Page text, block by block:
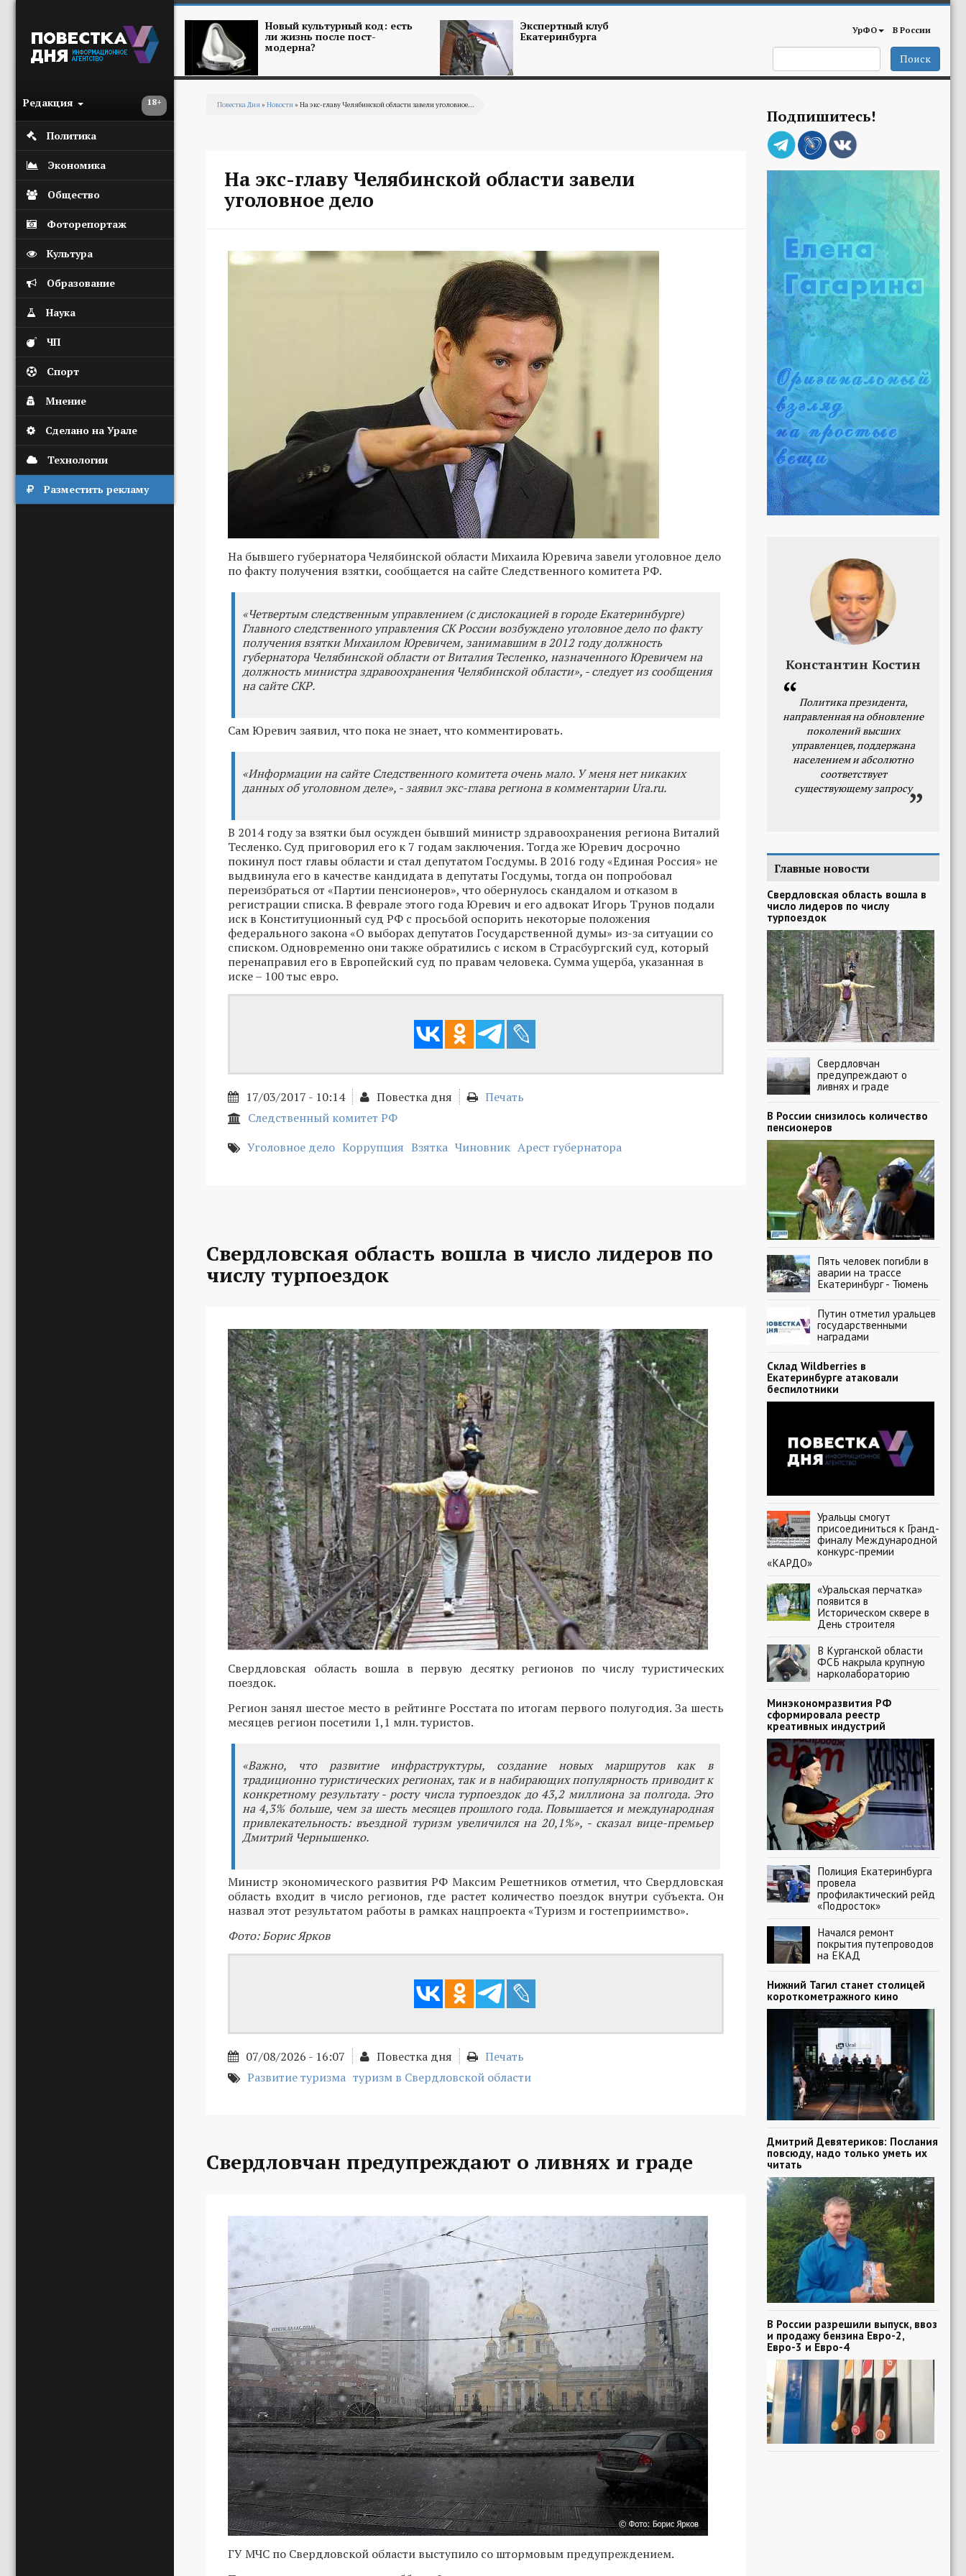
18+
Редакция
Политика
Экономика
Общество
Фоторепортаж
Культура
Образование
Наука
ЧП
Спорт
Мнение
Сделано на Урале
Технологии
Разместить рекламу
Новый культурный код: есть
ли жизнь после пост-
модерна?
Экспертный клуб
Екатеринбурга УрФО В России
Поиск
Повестка Дня» Новости» На экс-главу Челябинской области завели уголовное...
На экс-главу Челябинской области завели
уголовное дело
На бывшего губернатора Челябинской области Михаила Юревича завели уголовное дело
по факту получения взятки, сообщается на сайте Следственного комитета РФ.
«Четвертым следственным управлением (с дислокацией в городе Екатеринбурге)
Главного следственного управления СК России возбуждено уголовное дело по факту
получения взятки Михаилом Юревичем, занимавшим в 2012 году должность
губернатора Челябинской области от Виталия Тесленко, назначенного Юревичем на
должность министра здравоохранения Челябинской области», - следует из сообщения
на сайте СКР.
Сам Юревич заявил, что пока не знает, что комментировать.
«Информации на сайте Следственного комитета очень мало. У меня нет никаких
данных об уголовном деле», - заявил экс-глава региона в комментарии Ura.ru.
В 2014 году за взятки был осужден бывший министр здравоохранения региона Виталий
Тесленко. Суд приговорил его к 7 годам заключения. Тогда же Юревич досрочно
покинул пост главы области и стал депутатом Госдумы. В 2016 году «Единая Россия» не
выдвинула его в качестве кандидата в депутаты Госдумы, тогда он попробовал
переизбраться от «Партии пенсионеров», что обернулось скандалом и отказом в
регистрации списка. В феврале этого года Юревич и его адвокат Игорь Трунов подали
иск в Конституционный суд РФ с просьбой оспорить некоторые положения
федерального закона «О выборах депутатов Государственной думы» из-за ситуации со
списком. Одновременно они также обратились с иском в Страсбургский суд, который
перенаправил его в Европейский суд по правам человека. Сумма ущерба, указанная в
иске – 100 тыс евро.
17/03/2017 - 10:14 Повестка дня
Печать
Следственный комитет РФ
Уголовное дело Коррупция Взятка Чиновник Арест губернатора
Свердловская область вошла в число лидеров по
числу турпоездок
Свердловская область вошла в первую десятку регионов по числу туристических
поездок.
Регион занял шестое место в рейтинге Росстата по итогам первого полугодия. За шесть
месяцев регион посетили 1,1 млн. туристов.
«Важно, что развитие инфраструктуры, создание новых маршрутов как в
традиционно туристических регионах, так и в набирающих популярность приводит к
конкретному результату - росту числа турпоездок до 43,2 миллиона за полгода. Это
на 4,3% больше, чем за шесть месяцев прошлого года. Повышается и международная
привлекательность: въездной туризм увеличился на 20,1%», - сказал вице-премьер
Дмитрий Чернышенко.
Министр экономического развития РФ Максим Решетников отметил, что Свердловская
область входит в число регионов, где растет количество поездок внутри субъекта. Он
назвал этот результатом работы в рамках нацпроекта «Туризм и гостеприимство».
Фото: Борис Ярков
07/08/2026 - 16:07 Повестка дня
Печать
Развитие туризма туризм в Свердловской области
Свердловчан предупреждают о ливнях и граде
ГУ МЧС по Свердловской области выступило со штормовым предупреждением.
Подпишитесь!
Константин Костин
Политика президента,
направленная на обновление
поколений высших
управленцев, поддержана
населением и абсолютно
соответствует
существующему запросу
Главные новости
Свердловская область вошла в
число лидеров по числу
турпоездок
Свердловчан
предупреждают о
ливнях и граде
В России снизилось количество
пенсионеров
Пять человек погибли в
аварии на трассе
Екатеринбург - Тюмень
Путин отметил уральцев
государственными
наградами
Склад Wildberries в
Екатеринбурге атаковали
беспилотники
Уральцы смогут
присоединиться к Гранд-
финалу Международной
конкурс-премии
«КАРДО»
«Уральская перчатка»
появится в
Историческом сквере в
День строителя
В Курганской области
ФСБ накрыла крупную
нарколабораторию
Минэкономразвития РФ
сформировала реестр
креативных индустрий
Полиция Екатеринбурга
провела
профилактический рейд
«Подросток»
Начался ремонт
покрытия путепроводов
на ЕКАД
Нижний Тагил станет столицей
короткометражного кино
Дмитрий Девятериков: Послания
повсюду, надо только уметь их
читать
В России разрешили выпуск, ввоз
и продажу бензина Евро-2,
Евро-3 и Евро-4